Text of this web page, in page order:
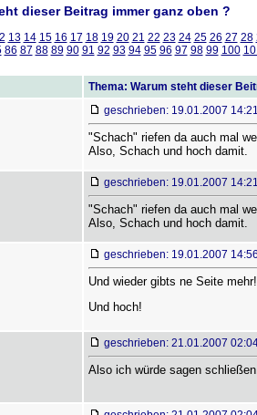
dieser Beitrag immer ganz oben ?
13 14 15 16 17 18 19 20 21 22 23 24 25 26 27 28
86 87 88 89 90 91 92 93 94 95 96 97 98 99 100
Thema: Warum steht dieser
geschrieben: 19.01.2007 14:21
"Schach" riefen da auch mal
Also, Schach und hoch damit.
geschrieben: 19.01.2007 14:21
"Schach" riefen da auch mal
Also, Schach und hoch damit.
geschrieben: 19.01.2007 14:56
Und wieder gibts ne Seite mehr!
Und hoch!
geschrieben: 21.01.2007
Also ich würde sagen